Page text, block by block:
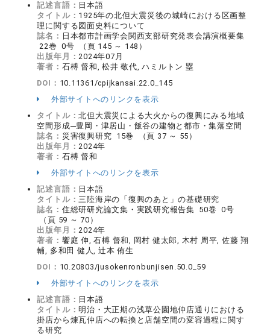
記述言語： 日本語
タイトル： 1925年の北但大震災後の城崎における区画整
理に関する図面史料について
誌名： 日本都市計画学会関西支部研究発表会講演概要集
22巻 0号 （頁 145 ～ 148）
出版年月：2024年07月
著者： 石榑 督和, 松井 敬代, ハミルトン 塁
DOI： 10.11361/cpijkansai.22.0_145
外部サイトへのリンクを表示
タイトル：北但大震災による大火からの復興にみる地域
空間形成─豊岡・津居山・飯谷の建物と都市・集落空間
誌名： 災害復興研究 15巻 （頁 37 ～ 55）
出版年月：2024年
著者： 石榑 督和
外部サイトへのリンクを表示
記述言語： 日本語
タイトル：三陸海岸の「復興のあと」の基礎研究
誌名： 住総研研究論文集・実践研究報告集 50巻 0号
（頁 59 ～ 70）
出版年月：2024年
著者： 饗庭 伸, 石榑 督和, 岡村 健太郎, 木村 周平, 佐藤 翔
輔, 多和田 健人, 辻本 侑生
DOI： 10.20803/jusokenronbunjisen.50.0_59
外部サイトへのリンクを表示
記述言語： 日本語
タイトル：明治・大正期の浅草公園地仲店通りにおける
掛店から煉瓦仲店への転換と店舗空間の変容過程に関す
る研究